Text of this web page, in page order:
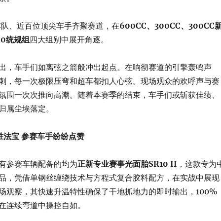
、近百位顶尖车手齐聚赛道，在600CC、300CC、300CC
统规组四大组别中展开角逐。
，车手们如离弦之箭般冲出起点。在响彻赛道的引擎轰鸣声
，每一次极限压弯和超车都扣人心弦。现场观众的欢呼声与赛
围一次次推向高潮。随着本赛季的结束，车手们或斩获佳绩、
属尘埃落定。
宝 参赛车手纷纷点赞
参赛车辆配备的均为正新专业赛事光面胎SR10 II ，这款专为
，凭借单钢丝缠绕技术与方程式复合胶料配方，在实战中展现
观察，其快速升温特性确保了干地抓地力的即时输出，100%
连续弯道中操控自如。